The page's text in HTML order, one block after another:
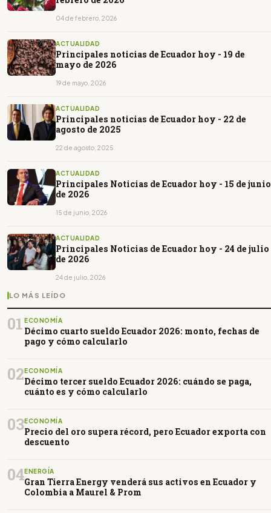
04 de febrero, 2026
ACTUALIDAD
Principales noticias de Ecuador hoy - 19 de
mayo de 2026
19 de mayo, 2026
ACTUALIDAD
Principales noticias de Ecuador hoy - 22 de
agosto de 2025
22 de agosto, 2025
ACTUALIDAD
Principales Noticias de Ecuador hoy - 15 de junio
de 2026
15 de junio, 2026
ACTUALIDAD
Principales Noticias de Ecuador hoy - 24 de julio
de 2026
24 de julio, 2026
LO MÁS LEÍDO
01 ECONOMÍA
Décimo cuarto sueldo Ecuador 2026: monto, fechas de
pago y cómo calcularlo
02ECONOMÍA
Décimo tercer sueldo Ecuador 2026: cuándo se paga,
cuánto es y cómo calcularlo
03ECONOMÍA
Precio del oro supera récord, pero Ecuador exporta con
descuento
04ENERGÍA
Gran Tierra Energy venderá sus activos en Ecuador y
Colombia a Maurel & Prom